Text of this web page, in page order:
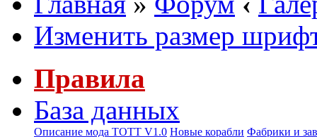
Изменить размер
Правила
База данных
Описание мода ТОТТ V1.0 Новые корабли Фабрики и